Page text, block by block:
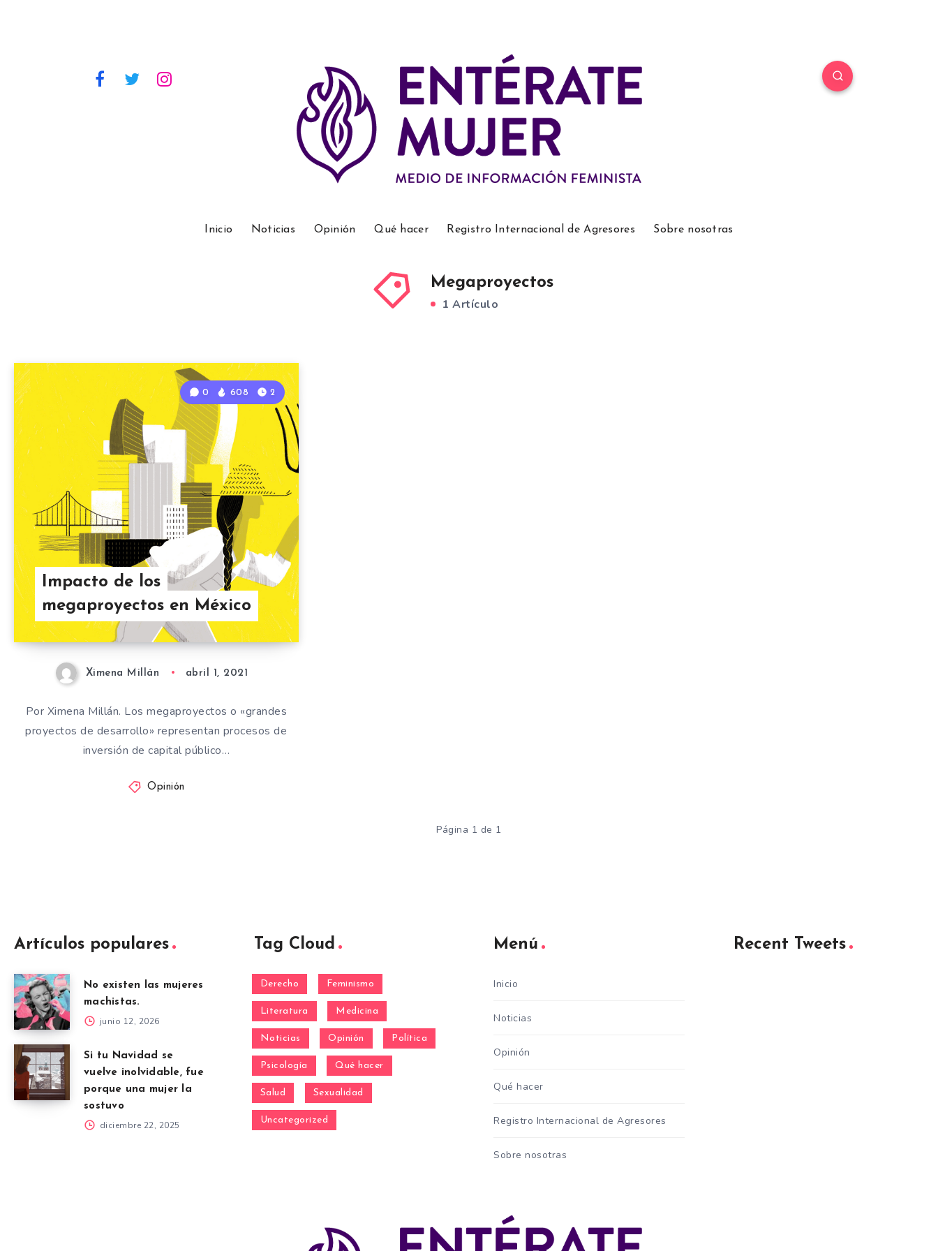
Inicio Noticias Opinión Qué hacer Registro Internacional de Agresores Sobre nosotras
Megaproyectos
1 Artículo
Impacto de los
megaproyectos en México
0 608 2
Ximena Millán abril 1, 2021
Por Ximena Millán. Los megaproyectos o «grandes
proyectos de desarrollo» representan procesos de
inversión de capital público…
Opinión
Página 1 de 1
Artículos populares
No existen las mujeres
machistas.
junio 12, 2026
Si tu Navidad se
vuelve inolvidable, fue
porque una mujer la
sostuvo
diciembre 22, 2025
Tag Cloud
Derecho Feminismo
Literatura Medicina
Noticias Opinión Política
Psicología Qué hacer
Salud Sexualidad
Uncategorized
Menú
Inicio
Noticias
Opinión
Qué hacer
Registro Internacional de Agresores
Sobre nosotras
Recent Tweets